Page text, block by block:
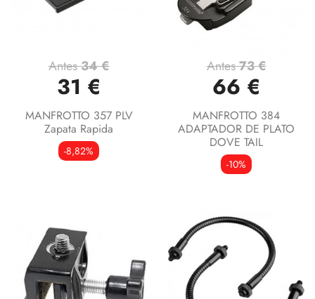
Antes34 €
31 €
MANFROTTO 357 PLV
Zapata Rapida
-8,82%
Antes73 €
66 €
MANFROTTO 384
ADAPTADOR DE PLATO
DOVE TAIL
-10%